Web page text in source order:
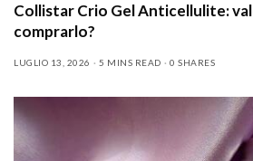
Collistar Crio Gel Anticellulite:
comprarlo?
LUGLIO 13, 2026 5 MINS READ 0 SHARES